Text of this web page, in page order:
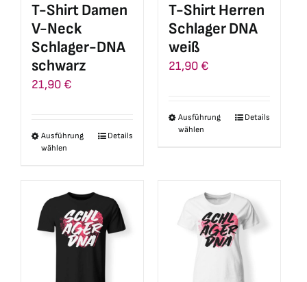
der
Produktseite
gewählt
werden
der
Produktseite
T-Shirt Damen
V-Neck
Schlager-DNA
schwarz
21,90 €
Ausführung
wählen
Dieses
mehrere
Varianten
auf.
Details
T-Shirt Herren
Schlager DNA
weiß
21,90 €
Ausführung
wählen
Dieses
Varianten
auf.
Die
Optionen
können
Details